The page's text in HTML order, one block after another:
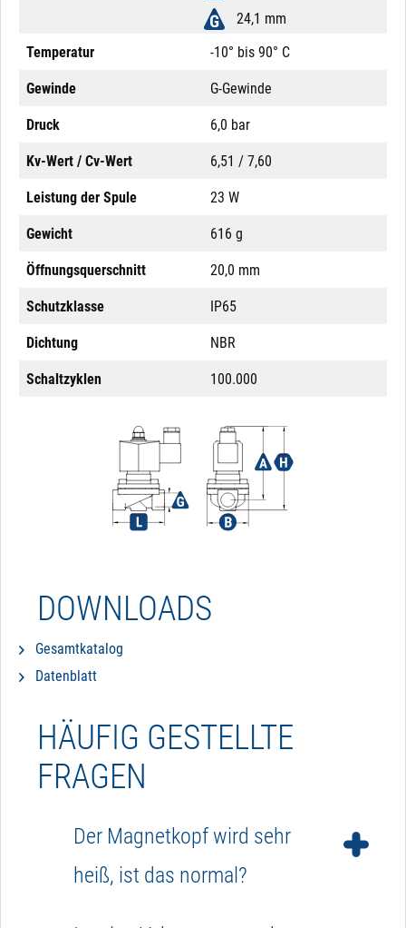
24,1 mm
Temperatur
-10° bis 90° C
Gewinde G-Gewinde
Druck 6,0 bar
Kv-Wert / Cv-Wert 6,51 / 7,60
Leistung der Spule 23 W
Gewicht 616 g
Öffnungsquerschnitt 20,0 mm
Schutzklasse IP65
Dichtung NBR
Schaltzyklen 100.000
DOWNLOADS
Gesamtkatalog
Datenblatt
HÄUFIG GESTELLTE
FRAGEN
Der Magnetkopf wird sehr
heiß, ist das normal?